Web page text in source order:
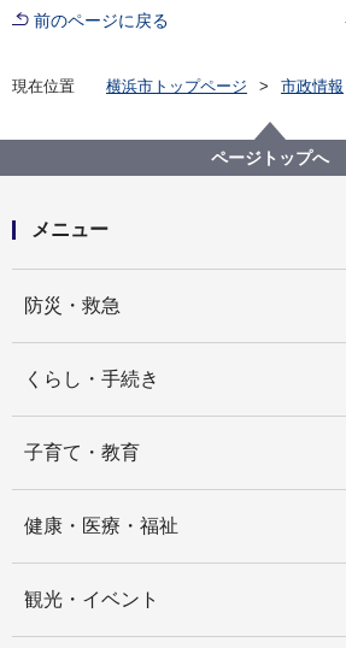
前のページに戻る
現在位置 横浜市トップページ
市政情報
【記者発表】市内12番目となる
そご多文化共生ラウンジ」の開
ページトップへ
メニュー
防災・救急
くらし・手続き
子育て・教育
健康・医療・福祉
観光・イベント